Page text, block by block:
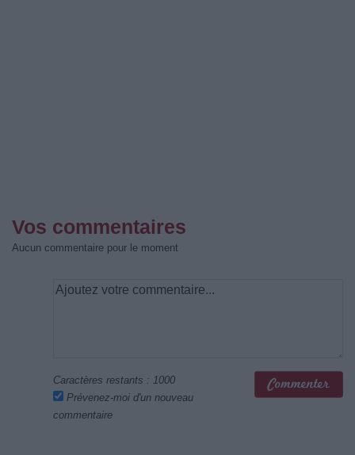
Vos commentaires
Aucun commentaire pour le moment
Caractères restants : 1000
Prévenez-moi d'un nouveau
commentaire